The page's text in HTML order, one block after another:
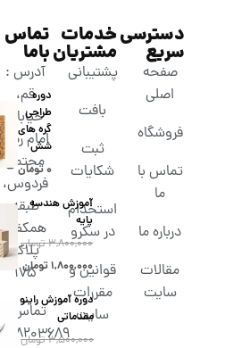
دسترسی
سریع
صفحه
اصلی
فروشگاه
تماس با
ما
درباره ما
مقالات
سایت
خدمات
مشتریان
پشتیبانی
بافت
ثبت
شکایات
استخدام
در سکرو
قوانین و
مقررات
سایت
تماس
باما
آدرس :
قم،
خیابان
امام رضا،
مجتمع
فردوس،
طبقه
همکف،
پلاک
۱۷۵
تماس :
دوره
طراحی
گره های
شش
۰تومان
آموزش هندسه
پایه
۳,۸۰۰,۰۰۰تومان
۱,۸۰۰,۰۰۰تومان
دوره آموزش راینو
مقدماتی
۳,۵۰۰,۰۰۰تومان